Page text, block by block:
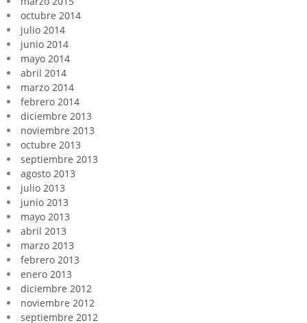
octubre 2014
julio 2014
junio 2014
mayo 2014
abril 2014
marzo 2014
febrero 2014
diciembre 2013
noviembre 2013
octubre 2013
septiembre 2013
agosto 2013
julio 2013
junio 2013
mayo 2013
abril 2013
marzo 2013
febrero 2013
enero 2013
diciembre 2012
noviembre 2012
septiembre 2012